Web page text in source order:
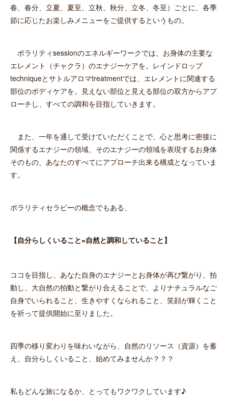
春、春分、立夏、夏至、立秋、秋分、立冬、冬至）ごとに、各季
節に応じたお楽しみメニューをご提供するというもの。
ポラリティsessionのエネルギーワークでは、お身体の主要な
エレメント（チャクラ）のエナジーケアを。レインドロップ
techniqueとサトルアロマtreatmentでは、エレメントに関連する
部位のボディケアを。見えない部位と見える部位の双方からアプ
ローチし、すべての調和を目指していきます。
また、一年を通して受けていただくことで、心と思考に密接に
関係するエナジーの領域、そのエナジーの領域を表現するお身体
そのもの、あなたのすべてにアプローチ出来る構成となっていま
す。
ポラリティセラピーの概念でもある、
【自分らしくいること=自然と調和していること】
ココを目指し、あなた自身のエナジーとお身体が再び繋がり、拍
動し、大自然の拍動と繋がり合えることで、よりナチュラルなご
自身でいられること、生きやすくなられること、笑顔が輝くこと
を祈って提供開始に至りました。
四季の移り変わりを味わいながら、自然のリソース（資源）を蓄
え、自分らしくいること、始めてみませんか？？？
私もどんな旅になるか、とってもワクワクしています♪